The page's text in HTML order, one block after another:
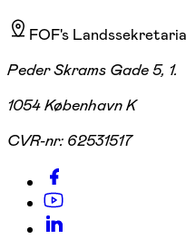
FOF's
Peder Skrams Gade 5, 1.
1054 København K
CVR-nr: 62531517